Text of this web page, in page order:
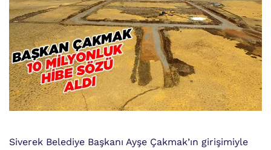
Siverek Belediye Başkanı Ayşe Çakmak’ın girişimiyle